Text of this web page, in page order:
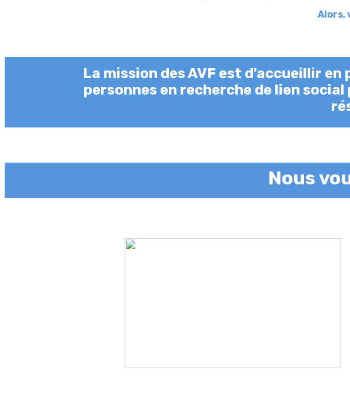
Alors,
La mission des AVF est d'accueillir
personnes en recherche de lien
Nous